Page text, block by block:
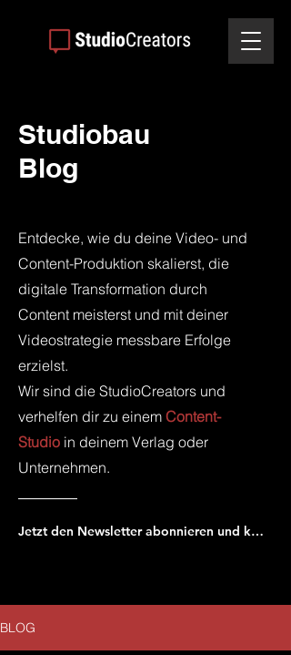
Studiobau
Blog
Entdecke, wie du deine Video- und
Content-Produktion skalierst, die
digitale Transformation durch
Content meisterst und mit deiner
Videostrategie messbare Erfolge
erzielst.
Wir sind die StudioCreators und
verhelfen dir zu einem Content-
Studio in deinem Verlag oder
Unternehmen.
Jetzt den Newsletter abonnieren und keinen neuen Beitrag verpassen!
BLOG